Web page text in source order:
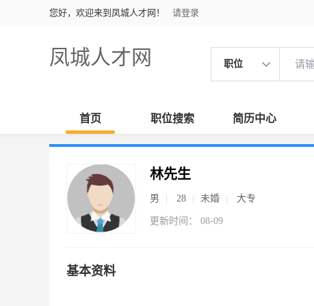
您好，欢迎来到凤城人才网！ 请登录
凤城人才网 职位
首页 职位搜索 简历中心
林先生
男 28 未婚 大专
更新时间： 08-09
基本资料